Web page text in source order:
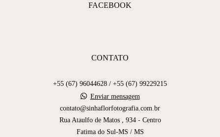
FACEBOOK
CONTATO
+55 (67) 96044628 / +55 (67) 99229215
Enviar mensagem
contato@sinhaflorfotografia.com.br
Rua Ataulfo de Matos , 934 - Centro
Fatima do Sul-MS / MS